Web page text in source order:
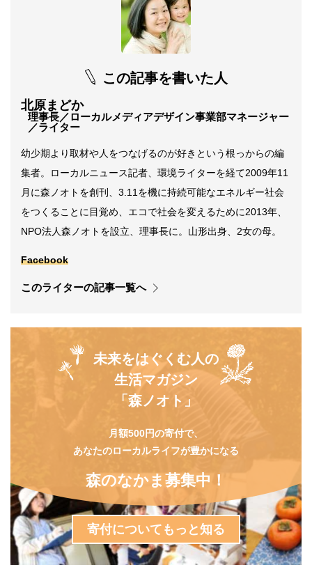
この記事を書いた人
北原まどか
理事長／ローカルメディアデザイン事業部マネージャー
／ライター
幼少期より取材や人をつなげるのが好きという根っからの編
集者。ローカルニュース記者、環境ライターを経て2009年11
月に森ノオトを創刊、3.11を機に持続可能なエネルギー社会
をつくることに目覚め、エコで社会を変えるために2013年、
NPO法人森ノオトを設立、理事長に。山形出身、2女の母。
Facebook
このライターの記事一覧へ
未来をはぐくむ人の
生活マガジン
「森ノオト」
月額500円の寄付で、
あなたのローカルライフが豊かになる
森のなかま募集中！
寄付についてもっと知る